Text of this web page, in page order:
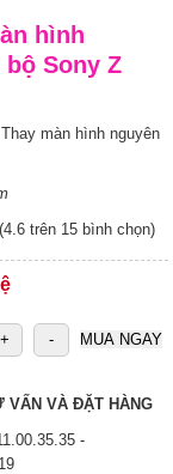
hình
bộ Sony Z
Thay màn hình nguyên
(4.6 trên 15 bình chọn)
VẤN VÀ ĐẶT HÀNG
-